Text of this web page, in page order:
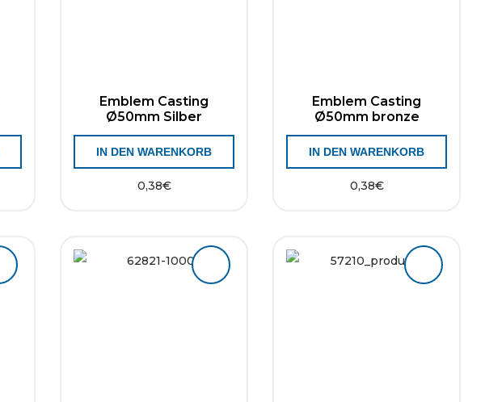
Emblem Casting
Ø50mm Silber
0,38€
IN DEN WARENKORB
Emblem Casting
Ø50mm bronze
0,38€
IN DEN WARENKORB